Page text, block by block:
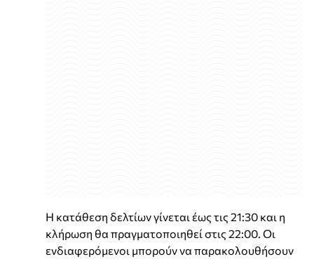
Η κατάθεση δελτίων γίνεται έως τις 21:30 και η
κλήρωση θα πραγματοποιηθεί στις 22:00. Οι
ενδιαφερόμενοι μπορούν να παρακολουθήσουν